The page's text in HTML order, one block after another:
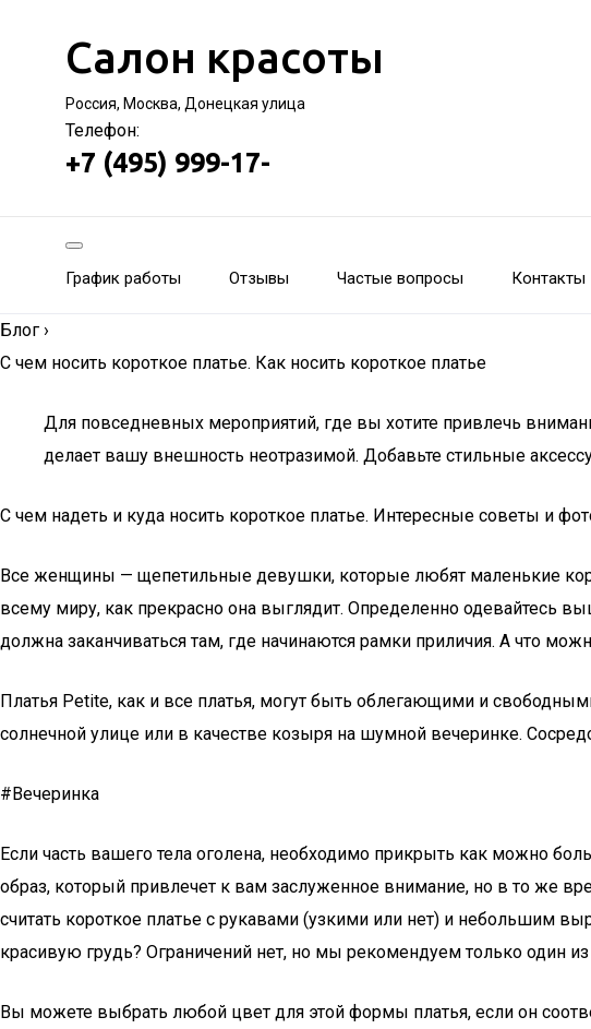
Салон красоты
Россия, Москва, Донецкая улица
Телефон:
+7 (495) 999-17-
График работы Отзывы Частые вопросы Контакты
Блог ›
С чем носить короткое платье. Как носить короткое платье
Для повседневных мероприятий, где вы хотите привлечь
делает вашу внешность неотразимой. Добавьте стильные
С чем надеть и куда носить короткое платье. Интересные советы и
Все женщины — щепетильные девушки, которые любят маленькие
всему миру, как прекрасно она выглядит. Определенно одевайтесь
должна заканчиваться там, где начинаются рамки приличия. А что
Платья Petite, как и все платья, могут быть облегающими и
солнечной улице или в качестве козыря на шумной вечеринке.
#Вечеринка
Если часть вашего тела оголена, необходимо прикрыть как можно
образ, который привлечет к вам заслуженное внимание, но в то же
считать короткое платье с рукавами (узкими или нет) и небольшим
красивую грудь? Ограничений нет, но мы рекомендуем только один
Вы можете выбрать любой цвет для этой формы платья, если он